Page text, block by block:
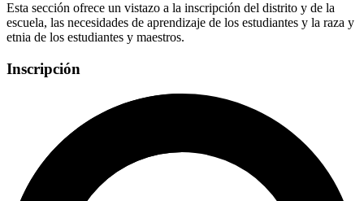
Esta sección ofrece un vistazo a la inscripción del distrito y de la
escuela, las necesidades de aprendizaje de los estudiantes y la raza y
etnia de los estudiantes y maestros.
Inscripción